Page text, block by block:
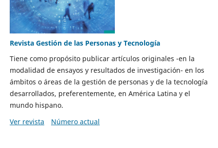
Revista Gestión de las Personas y Tecnología
Tiene como propósito publicar artículos originales -en la
modalidad de ensayos y resultados de investigación- en los
ámbitos o áreas de la gestión de personas y de la tecnología
desarrollados, preferentemente, en América Latina y el
mundo hispano.
Ver revista
Número actual